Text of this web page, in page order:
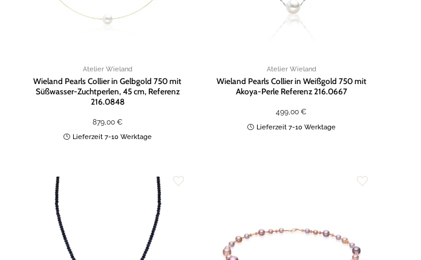
Atelier Wieland
Wieland Pearls Collier in Gelbgold 750 mit
Süßwasser-Zuchtperlen, 45 cm, Referenz
216.0848
879,00 €
Lieferzeit 7-10 Werktage
Atelier Wieland
Wieland Pearls Collier in Weißgold 750 mit
Akoya-Perle Referenz 216.0667
499,00€
Lieferzeit 7-10 Werktage
Wunschliste
hinzufügen